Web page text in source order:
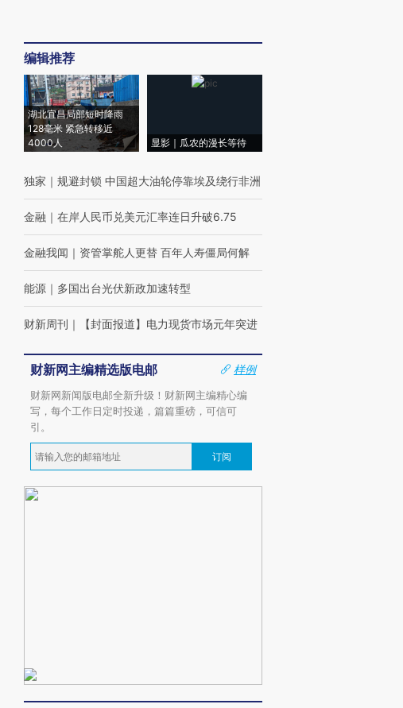
编辑推荐
湖北宜昌局部短时降雨
128毫米 紧急转移近
4000人
显影｜瓜农的漫长等待
独家 ｜ 规避封锁 中国超大油轮停靠埃及绕行非洲
金融 ｜ 在岸人民币兑美元汇率连日升破6.75
金融我闻 ｜ 资管掌舵人更替 百年人寿僵局何解
能源 ｜ 多国出台光伏新政加速转型
财新周刊 ｜ 【封面报道】电力现货市场元年突进
财新网主编精选版电邮
样例
财新网新闻版电邮全新升级！财新网主编精心编
写，每个工作日定时投递，篇篇重磅，可信可
引。
订阅